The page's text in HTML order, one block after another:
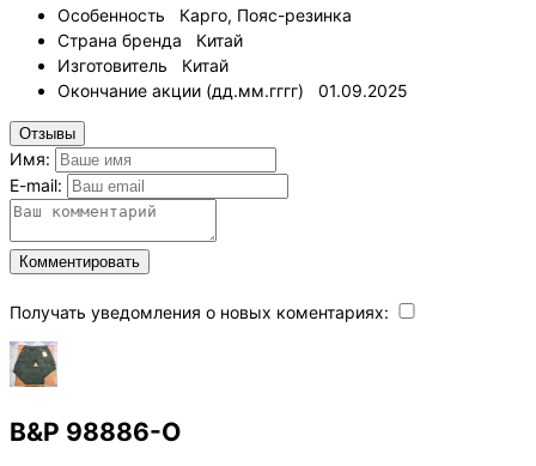
Особенность
Карго, Пояс-резинка
Страна бренда
Китай
Изготовитель
Китай
Окончание акции (дд.мм.гггг)
01.09.2025
Отзывы
Имя:
E-mail:
Комментировать
Получать уведомления о новых коментариях:
B&P 98886-O